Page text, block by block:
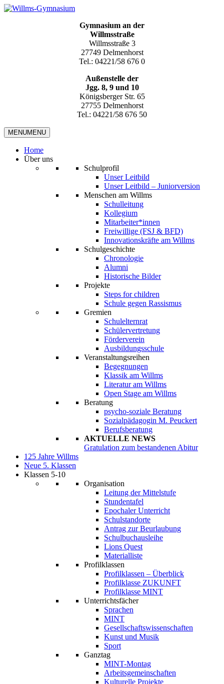
Gymnasium an der
Willmsstraße
Willmsstraße 3
27749 Delmenhorst
Tel.: 04221/58 676 0
Außenstelle der
Jgg. 8, 9 und 10
Königsberger Str. 65
27755 Delmenhorst
Tel.: 04221/58 676 50
MENUMENU
Home
Über uns
Schulprofil
Unser Leitbild
Unser Leitbild – Juniorversion
Menschen am Willms
Schulleitung
Kollegium
Mitarbeiter*innen
Freiwillige (FSJ & BFD)
Innovationskräfte am Willms
Schulgeschichte
Chronologie
Alumni
Historische Bilder
Projekte
Steps for children
Schule gegen Rassismus
Gremien
Schulelternrat
Schülervertretung
Förderverein
Ausbildungsschule
Veranstaltungsreihen
Begegnungen
Klassik am Willms
Literatur am Willms
Open Stage am Willms
Beratung
psycho-soziale Beratung
Sozialpädagogin M. Peuckert
Berufsberatung
AKTUELLE NEWS
Gratulation zum bestandenen Abitur
125 Jahre Willms
Neue 5. Klassen
Klassen 5-10
Organisation
Leitung der Mittelstufe
Stundentafel
Epochaler Unterricht
Schulstandorte
Antrag zur Beurlaubung
Schulbuchausleihe
Lions Quest
Materialliste
Profilklassen
Profilklassen – Überblick
Profilklasse ZUKUNFT
Profilklasse MINT
Unterrichtsfächer
Sprachen
MINT
Gesellschaftswissenschaften
Kunst und Musik
Sport
Ganztag
MINT-Montag
Arbeitsgemeinschaften
Kulturelle Projekte